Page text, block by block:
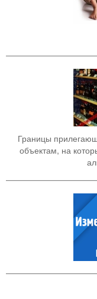
Границы
объектам, на